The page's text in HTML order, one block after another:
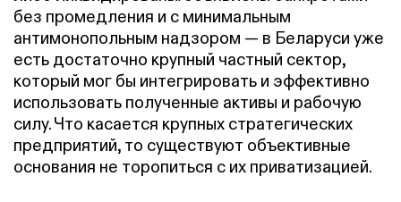
без промедления и с минимальным
антимонопольным надзором — в Беларуси уже
есть достаточно крупный частный сектор,
который мог бы интегрировать и эффективно
использовать полученные активы и рабочую
силу. Что касается крупных стратегических
предприятий, то существуют объективные
основания не торопиться с их приватизацией.